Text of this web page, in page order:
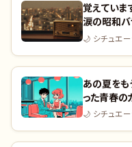
覚えていま
涙の昭和バ
🌙 シチュエ
あの夏をも
った青春の
か？
🌙 シチュエ